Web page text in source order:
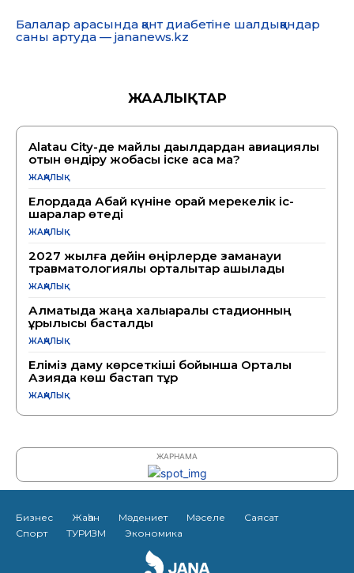
Балалар арасында қант диабетіне шалдыққандар
саны артуда — jananews.kz
ЖАҢАЛЫҚТАР
Alatau City-де майлы дақылдардан авиациялық
отын өндіру жобасы іске аса ма?
ЖАҢАЛЫҚ
Елордада Абай күніне орай мерекелік іс-
шаралар өтеді
ЖАҢАЛЫҚ
2027 жылға дейін өңірлерде заманауи
травматологиялық орталықтар ашылады
ЖАҢАЛЫҚ
Алматыда жаңа халықаралық стадионның
құрылысы басталды
ЖАҢАЛЫҚ
Еліміз даму көрсеткіші бойынша Орталық
Азияда көш бастап тұр
ЖАҢАЛЫҚ
ЖАРНАМА
Бизнес Жаһан Мәдениет Мәселе
Саясат
Спорт
ТУРИЗМ Экономика